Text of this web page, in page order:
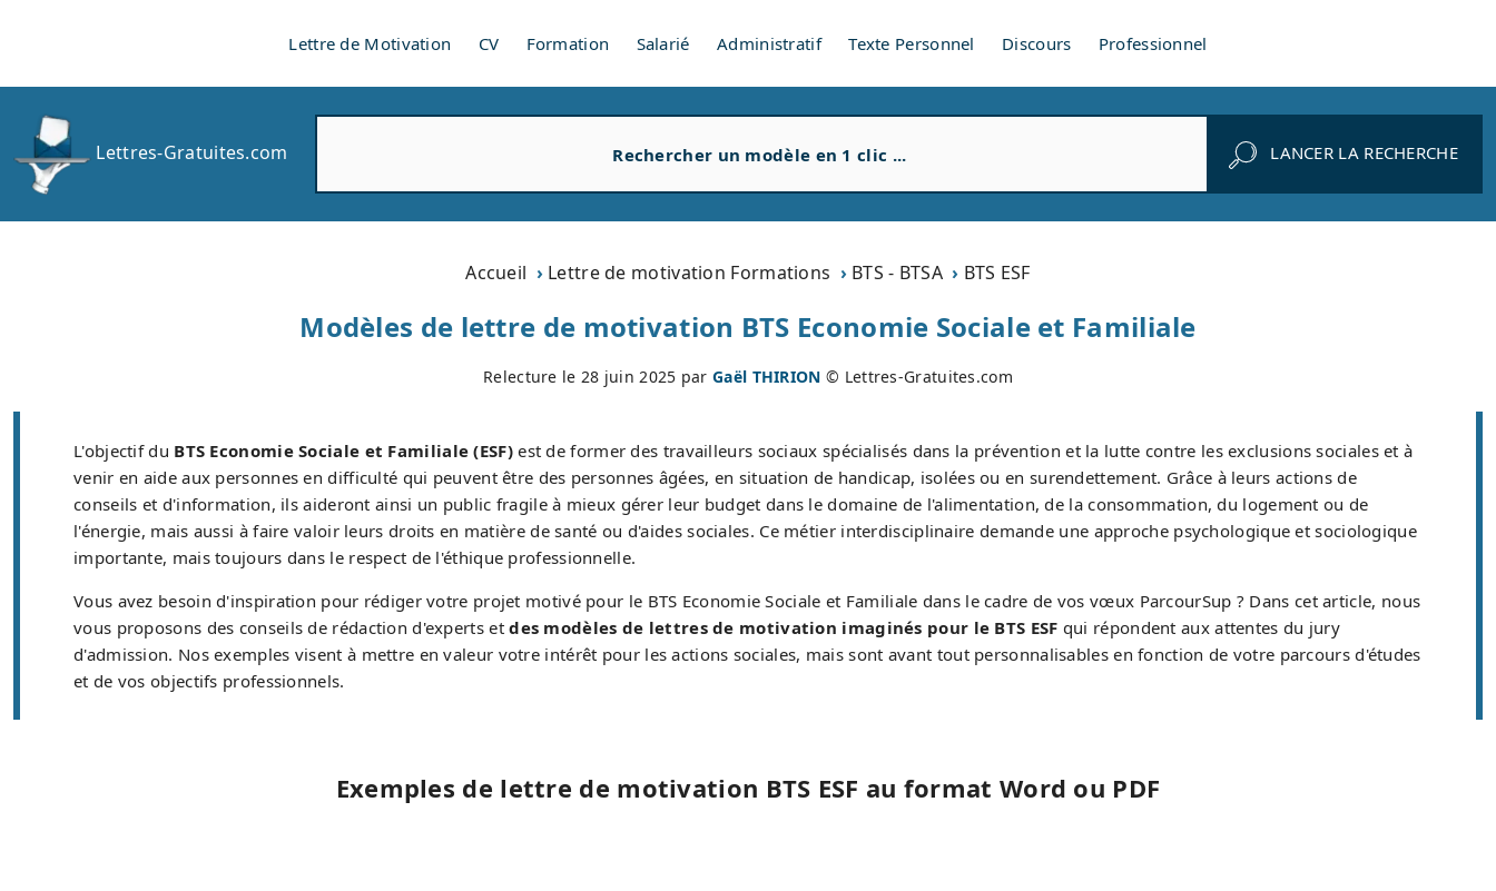
Lettre de Motivation CV Formation Salarié Administratif Texte Personnel Discours Professionnel
Lettres-Gratuites.com
h
e
LANCER LA RECHERCHE
Accueil Lettre de motivation Formations BTS - BTSA BTS ESF
Modèles de lettre de motivation BTS Economie Sociale et Familiale
Relecture le 28 juin 2025 parGaël THIRION © Lettres-Gratuites.com
L'objectif du BTS Economie Sociale et Familiale (ESF)est de former des travailleurs sociaux spécialisés dans la prévention et la lutte contre les exclusions sociales et à
venir en aide aux personnes en difficulté qui peuvent être des personnes âgées, en situation de handicap, isolées ou en surendettement. Grâce à leurs actions de
conseils et d'information, ils aideront ainsi un public fragile à mieux gérer leur budget dans le domaine de l'alimentation, de la consommation, du logement ou de
l'énergie, mais aussi à faire valoir leurs droits en matière de santé ou d'aides sociales. Ce métier interdisciplinaire demande une approche psychologique et sociologique
importante, mais toujours dans le respect de l'éthique professionnelle.
Vous avez besoin d'inspiration pour rédiger votre projet motivé pour le BTS Economie Sociale et Familiale dans le cadre de vos vœux ParcourSup ? Dans cet article, nous
vous proposons des conseils de rédaction d'experts etdes modèles de lettres de motivation imaginés pour le BTS ESF qui répondent aux attentes du jury
d'admission. Nos exemples visent à mettre en valeur votre intérêt pour les actions sociales, mais sont avant tout personnalisables en fonction de votre parcours d'études
et de vos objectifs professionnels.
Exemples de lettre de motivation BTS ESF au format Word ou PDF